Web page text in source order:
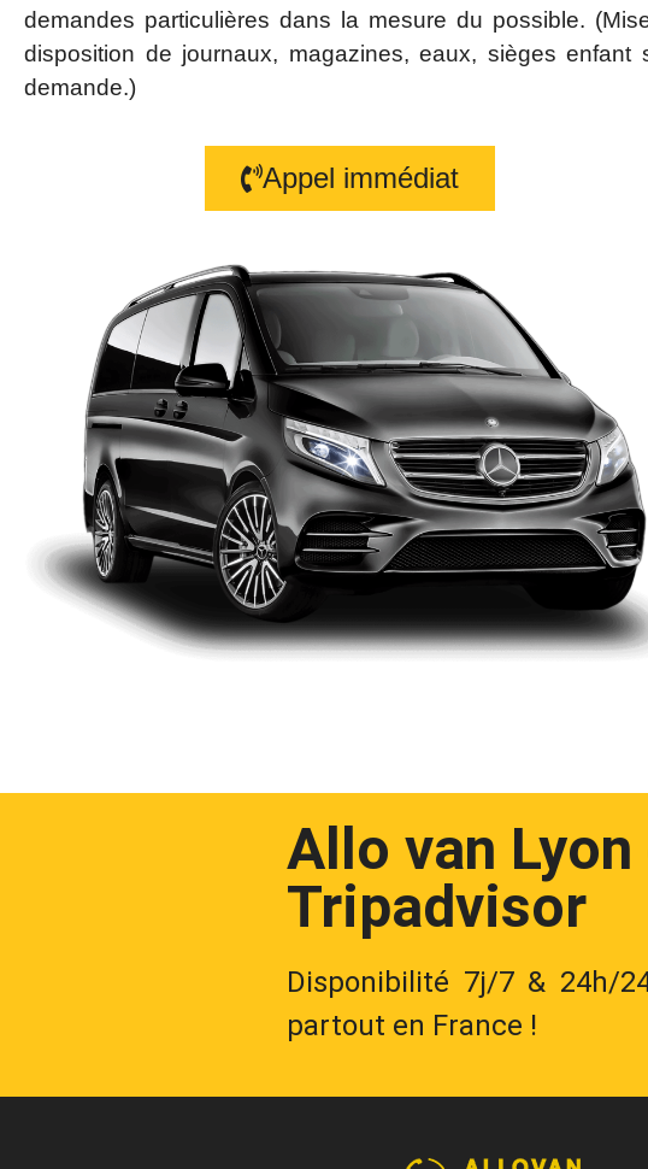
demandes particulières dans la mesure du possible.
disposition de journaux, magazines, eaux, sièges enfant
demande.)
Appel immédiat
Allo van
Tripadvisor
Disponibilité 7j/7 & 24h/
partout en France !